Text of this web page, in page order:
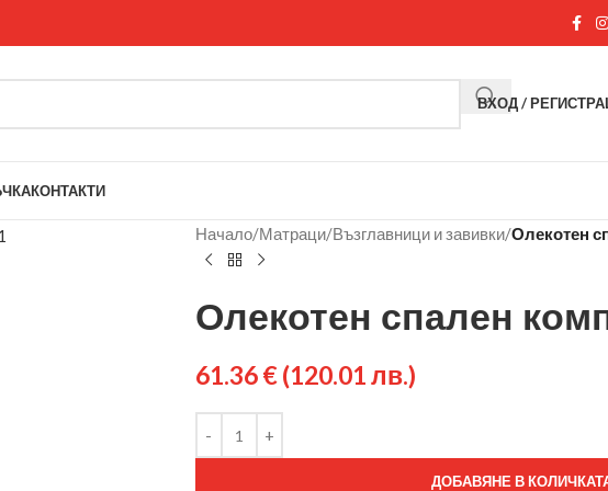
ВХОД /
КОНТАКТИ
Начало/Матраци/Възглавници и завивки/Олекотен
Олекотен спален
61.36€(120.01 лв.)
ДОБАВЯНЕ В